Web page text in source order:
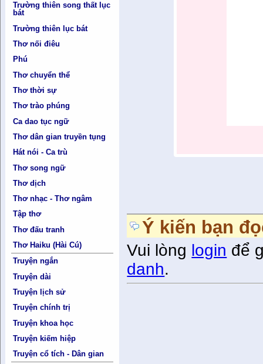
Trường thiên song thất lục
bát
Trường thiên lục bát
Thơ nối điêu
Phú
Thơ chuyển thể
Thơ thời sự
Thơ trào phúng
Ca dao tục ngữ
Thơ dân gian truyền tụng
Hát nói - Ca trù
Thơ song ngữ
Thơ dịch
Thơ nhạc - Thơ ngâm
Tập thơ
Thơ đấu tranh
Thơ Haiku (Hài Cú)
Truyện ngắn
Truyện dài
Truyện lịch sử
Truyện chính trị
Truyện khoa học
Truyện kiếm hiệp
Truyện cổ tích - Dân gian
Ý kiến bạn
Vui lòng login để
danh.